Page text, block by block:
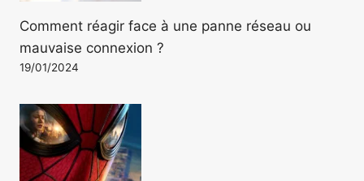
Comment réagir face à une panne réseau ou
mauvaise connexion ?
19/01/2024